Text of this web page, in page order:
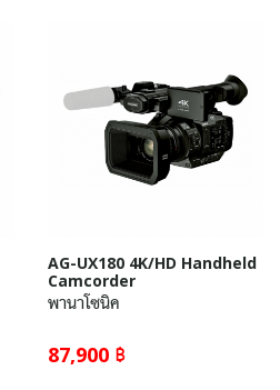
AG-UX180 4K/HD Handheld
Camcorder
พานาโซนิค
87,900 ฿